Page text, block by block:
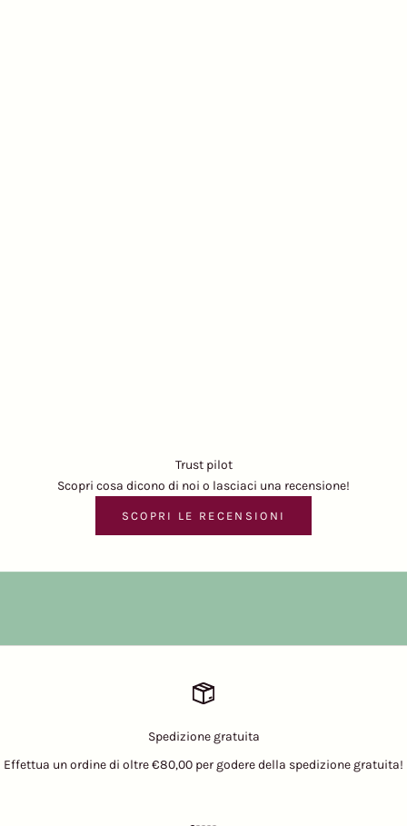
Trust pilot
Scopri cosa dicono di noi o lasciaci una recensione!
SCOPRI LE RECENSIONI
Spedizione gratuita
Effettua un ordine di oltre €80,00 per godere della spedizione gratuita!